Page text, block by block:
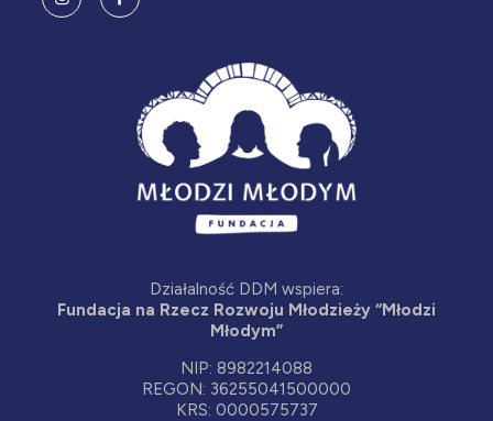
Działalność DDM wspiera:
Fundacja na Rzecz Rozwoju Młodzieży “Młodzi
Młodym”
NIP: 8982214088
REGON: 36255041500000
KRS: 0000575737